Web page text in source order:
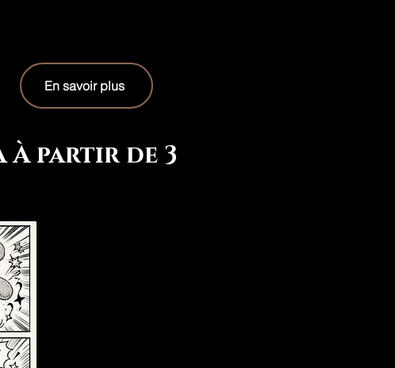
En savoir plus
À partir de 3